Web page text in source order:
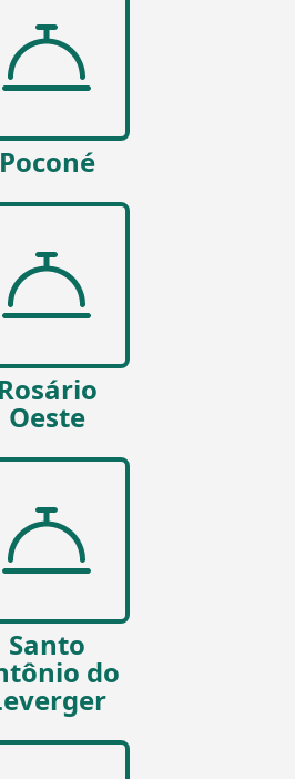
Poconé
Rosário
Oeste
Santo
do